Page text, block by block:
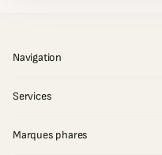
Navigation
Services
Marques phares